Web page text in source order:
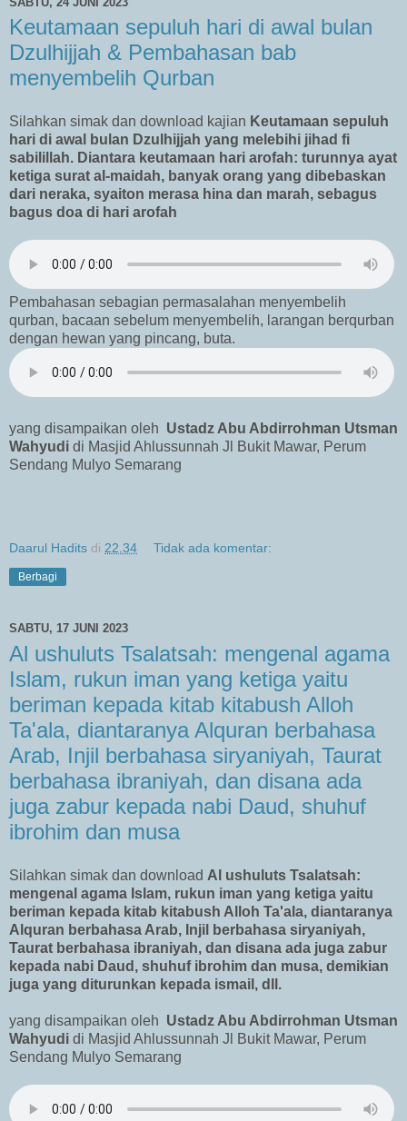
Keutamaan sepuluh hari di awal bulan
Dzulhijjah & Pembahasan bab
menyembelih Qurban
Silahkan simak dan download kajian Keutamaan sepuluh
hari di awal bulan Dzulhijjah yang melebihi jihad fi
sabilillah. Diantara keutamaan hari arofah: turunnya ayat
ketiga surat al-maidah, banyak orang yang dibebaskan
dari neraka, syaiton merasa hina dan marah, sebagus
bagus doa di hari arofah
Pembahasan sebagian permasalahan menyembelih
qurban, bacaan sebelum menyembelih, larangan berqurban
dengan hewan yang pincang, buta.
yang disampaikan oleh Ustadz Abu Abdirrohman Utsman
Wahyudi di Masjid Ahlussunnah Jl Bukit Mawar, Perum
Sendang Mulyo Semarang
Daarul Hadits di 22.34 Tidak ada komentar:
Berbagi
SABTU, 17 JUNI 2023
Al ushuluts Tsalatsah: mengenal agama
Islam, rukun iman yang ketiga yaitu
beriman kepada kitab kitabush Alloh
Ta'ala, diantaranya Alquran berbahasa
Arab, Injil berbahasa siryaniyah, Taurat
berbahasa ibraniyah, dan disana ada
juga zabur kepada nabi Daud, shuhuf
ibrohim dan musa
Silahkan simak dan download Al ushuluts Tsalatsah:
mengenal agama Islam, rukun iman yang ketiga yaitu
beriman kepada kitab kitabush Alloh Ta'ala, diantaranya
Alquran berbahasa Arab, Injil berbahasa siryaniyah,
Taurat berbahasa ibraniyah, dan disana ada juga zabur
kepada nabi Daud, shuhuf ibrohim dan musa, demikian
juga yang diturunkan kepada ismail, dll.
yang disampaikan oleh Ustadz Abu Abdirrohman Utsman
Wahyudi di Masjid Ahlussunnah Jl Bukit Mawar, Perum
Sendang Mulyo Semarang